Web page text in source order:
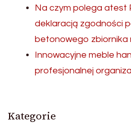
Na czym polega atest
deklaracją zgodności
betonowego zbiornika
Innowacyjne meble
profesjonalnej
Kategorie